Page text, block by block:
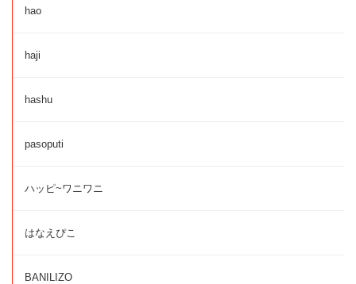
hao
haji
hashu
pasoputi
ハッピ~ワニワニ
はなえぴこ
BANILIZO